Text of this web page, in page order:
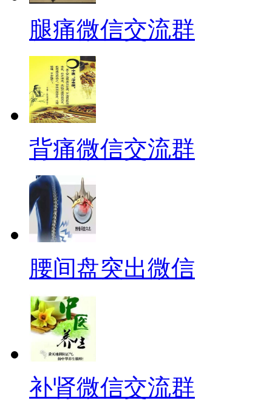
腿痛微信交流群
背痛微信交流群
腰间盘突出微信
补肾微信交流群